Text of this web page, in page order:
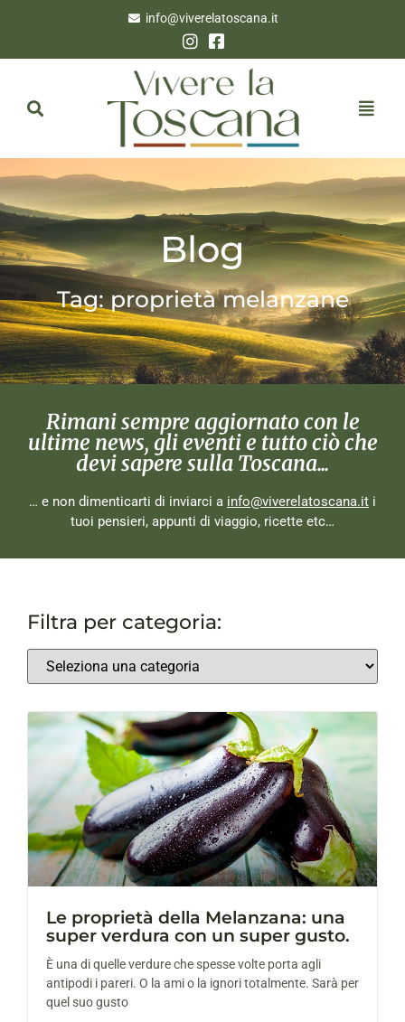
info@viverelatoscana.it
Blog
Tag: proprietà melanzane
Rimani sempre aggiornato con le
ultime news, gli eventi e tutto ciò che
devi sapere sulla Toscana...
… e non dimenticarti di inviarci a info@viverelatoscana.it i
tuoi pensieri, appunti di viaggio, ricette etc…
Filtra per categoria:
Le proprietà della Melanzana: una
super verdura con un super gusto.
È una di quelle verdure che spesse volte porta agli
antipodi i pareri. O la ami o la ignori totalmente. Sarà per
quel suo gusto